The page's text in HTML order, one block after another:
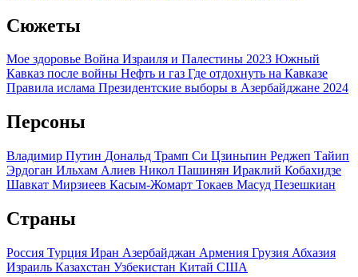
Сюжеты
Мое здоровье Война Израиля и Палестины 2023 Южный
Кавказ после войны Нефть и газ Где отдохнуть на Кавказе
Правила ислама Президентские выборы в Азербайджане 2024
Персоны
Владимир Путин Дональд Трамп Си Цзиньпин Реджеп Тайип
Эрдоган Ильхам Алиев Никол Пашинян Ираклий Кобахидзе
Шавкат Мирзиеев Касым-Жомарт Токаев Масуд Пезешкиан
Страны
Россия Турция Иран Азербайджан Армения Грузия Абхазия
Израиль Казахстан Узбекистан Китай США